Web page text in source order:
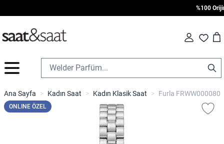
%100
Fav Cart
İçeriğe geç
Ana Sayfa > Kadın Saat > Kadın Klasik Saat > Furla
ONLINE ÖZEL